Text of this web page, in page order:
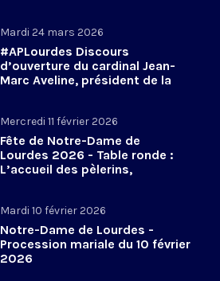
Mardi 24 mars 2026
#APLourdes Discours
d’ouverture du cardinal Jean-
Marc Aveline, président de la
Mercredi 11 février 2026
Fête de Notre-Dame de
Lourdes 2026 - Table ronde :
L’accueil des pèlerins,
Mardi 10 février 2026
Notre-Dame de Lourdes -
Procession mariale du 10 février
2026